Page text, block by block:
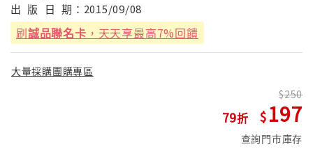
出 版 日 期： 2015/09/08
刷誠品聯名卡 ，天天享最高7%回饋
大量採購團購專區
79
250
197
查詢門市庫存